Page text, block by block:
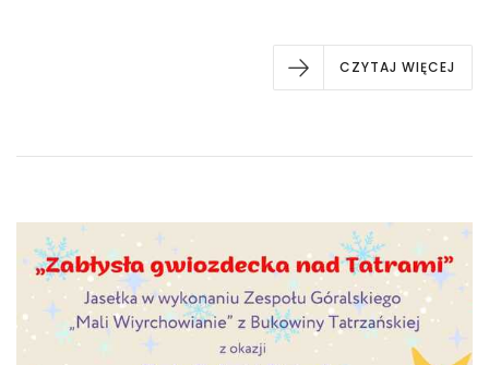
CZYTAJ WIĘCEJ